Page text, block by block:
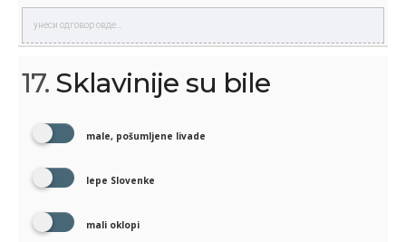
17. Sklavinije su bile
male, pošumljene livade
lepe Slovenke
mali oklopi